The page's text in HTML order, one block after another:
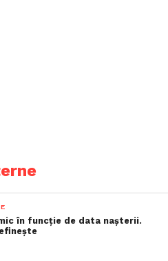
în funcție de data nașterii.